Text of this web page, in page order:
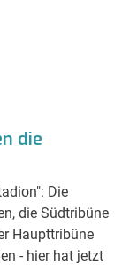
die
Die
die Südtribüne
Haupttribüne
- hier hat jetzt